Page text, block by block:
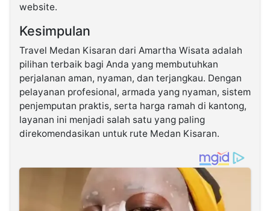
website.
Kesimpulan
Travel Medan Kisaran dari Amartha Wisata adalah
pilihan terbaik bagi Anda yang membutuhkan
perjalanan aman, nyaman, dan terjangkau. Dengan
pelayanan profesional, armada yang nyaman, sistem
penjemputan praktis, serta harga ramah di kantong,
layanan ini menjadi salah satu yang paling
direkomendasikan untuk rute Medan Kisaran.